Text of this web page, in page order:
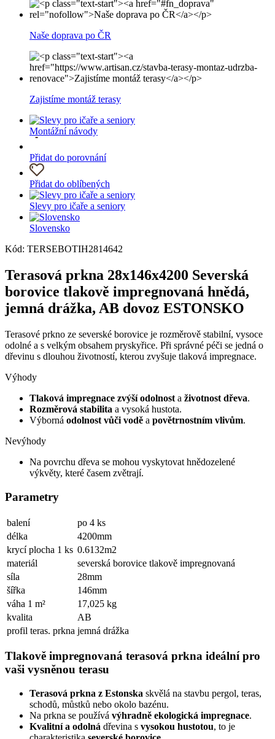
Naše doprava po ČR
Zajistíme montáž terasy
Montážní návody
Přidat do porovnání
Přidat do oblíbených
Slevy pro ičaře a seniory
Slovensko
Kód: TERSEBOTIH2814642
Terasová prkna 28x146x4200 Severská
borovice tlakově impregnovaná hnědá,
jemná drážka, AB dovoz ESTONSKO
Terasové prkno ze severské borovice je rozměrově stabilní, vysoce
odolné a s velkým obsahem pryskyřice. Při správné péči se jedná o
dřevinu s dlouhou životností, kterou zvyšuje tlaková impregnace.
Výhody
Tlaková impregnace zvýší odolnost a životnost dřeva.
Rozměrová stabilita a vysoká hustota.
Výborná odolnost vůči vodě a povětrnostním vlivům.
Nevýhody
Na povrchu dřeva se mohou vyskytovat hnědozelené
výkvěty, které časem zvětrají.
Parametry
balení
po 4 ks
délka
4200mm
krycí plocha 1 ks 0.6132m2
materiál
severská borovice tlakově impregnovaná
síla
28mm
šířka
146mm
váha 1 m²
17,025 kg
kvalita
AB
profil teras. prkna jemná drážka
Tlakově impregnovaná terasová prkna ideální pro
vaši vysněnou terasu
Terasová prkna z Estonska skvělá na stavbu pergol, teras,
schodů, můstků nebo okolo bazénu.
Na prkna se používá výhradně ekologická impregnace.
Kvalitní a odolná dřevina s vysokou hustotou, to je